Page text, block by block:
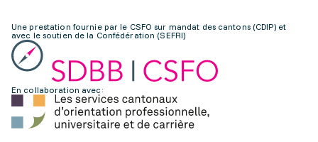
Une prestation fournie par le CSFO sur mandat des cantons (CDIP) et
avec le soutien de la Confédération (SEFRI)
En collaboration avec: